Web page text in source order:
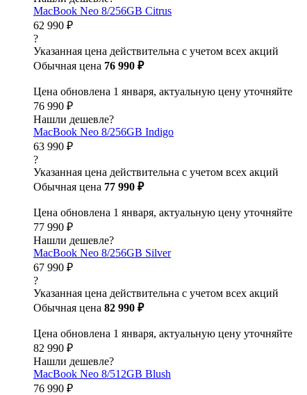
MacBook Neo 8/256GB Citrus
62 990 ₽
?
Указанная цена действительна с учетом всех акций
Обычная цена 76 990 ₽
Цена обновлена 1 января, актуальную цену уточняйте
76 990 ₽
Нашли дешевле?
MacBook Neo 8/256GB Indigo
63 990 ₽
?
Указанная цена действительна с учетом всех акций
Обычная цена 77 990 ₽
Цена обновлена 1 января, актуальную цену уточняйте
77 990 ₽
Нашли дешевле?
MacBook Neo 8/256GB Silver
67 990 ₽
?
Указанная цена действительна с учетом всех акций
Обычная цена 82 990 ₽
Цена обновлена 1 января, актуальную цену уточняйте
82 990 ₽
Нашли дешевле?
MacBook Neo 8/512GB Blush
76 990 ₽